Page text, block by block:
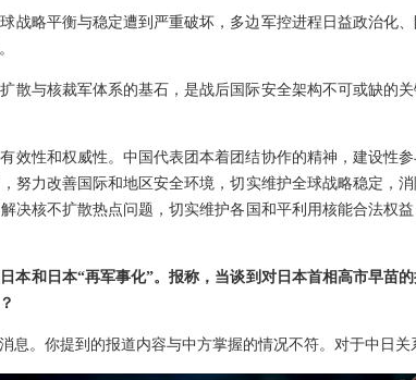
战略平衡与稳定遭到严重破坏，多边军控进程日益政治化
散与核裁军体系的基石，是战后国际安全架构不可或缺的
效性和权威性。中国代表团本着团结协作的精神，建设性
努力改善国际和地区安全环境，切实维护全球战略稳定，
决核不扩散热点问题，切实维护各国和平利用核能合法权
本和日本“再军事化”。报称，当谈到对日本首相高市早苗
息。你提到的报道内容与中方掌握的情况不符。对于中日关